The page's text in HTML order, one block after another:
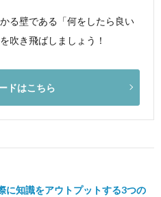
る壁である「何をしたら良い
吹き飛ばしましょう！
ドはこちら
に知識をアウトプットする3つの